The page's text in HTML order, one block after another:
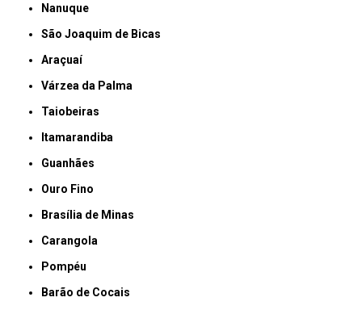
Nanuque
São Joaquim de Bicas
Araçuaí
Várzea da Palma
Taiobeiras
Itamarandiba
Guanhães
Ouro Fino
Brasília de Minas
Carangola
Pompéu
Barão de Cocais